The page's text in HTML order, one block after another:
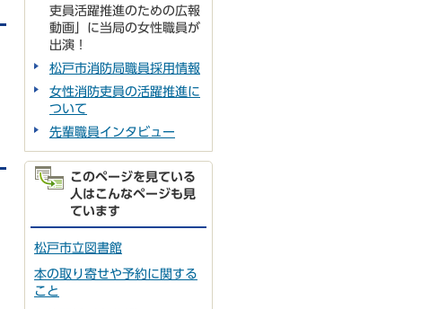
吏員活躍推進のための広報
動画」に当局の女性職員が
出演！
松戸市消防局職員採用情報
女性消防吏員の活躍推進に
ついて
先輩職員インタビュー
このページを見ている
人はこんなページも見
ています
松戸市立図書館
本の取り寄せや予約に関する
こと